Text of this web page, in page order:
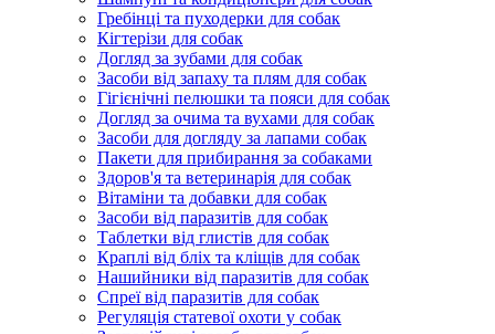
Гребінці та пуходерки для собак
Кігтерізи для собак
Догляд за зубами для собак
Засоби від запаху та плям для собак
Гігієнічні пелюшки та пояси для собак
Догляд за очима та вухами для собак
Засоби для догляду за лапами собак
Пакети для прибирання за собаками
Здоров'я та ветеринарія для собак
Вітаміни та добавки для собак
Засоби від паразитів для собак
Таблетки від глистів для собак
Краплі від бліх та кліщів для собак
Нашийники від паразитів для собак
Спреї від паразитів для собак
Регуляція статевої охоти у собак